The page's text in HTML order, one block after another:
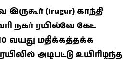
(Irugur) காந்தி
நகர் ரயில்வே கேட்
10 வயது மதிக்கத்தக்க
அடிபட்டு உயிரிழந்த